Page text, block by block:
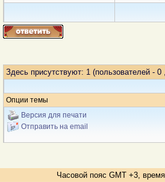
Здесь присутствуют: 1 (пользователей - 0
Опции темы
Версия для печати
Отправить на email
Часовой пояс GMT +3,